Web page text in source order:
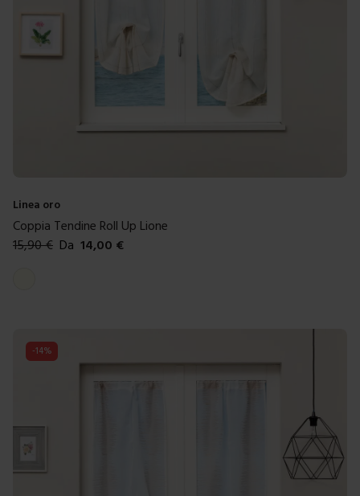
Linea oro
Coppia Tendine Roll Up Lione
15,90€ Da 14,00 €
-14%